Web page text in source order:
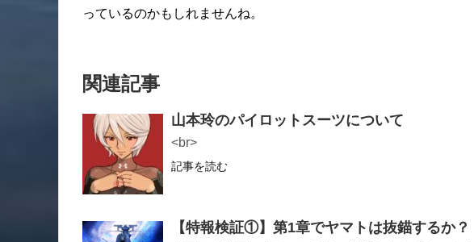
っているのかもしれませんね。
関連記事
山本玲のパイロットスーツについて
<br>
記事を読む
【特報検証①】第1章でヤマトは抜錨するか？